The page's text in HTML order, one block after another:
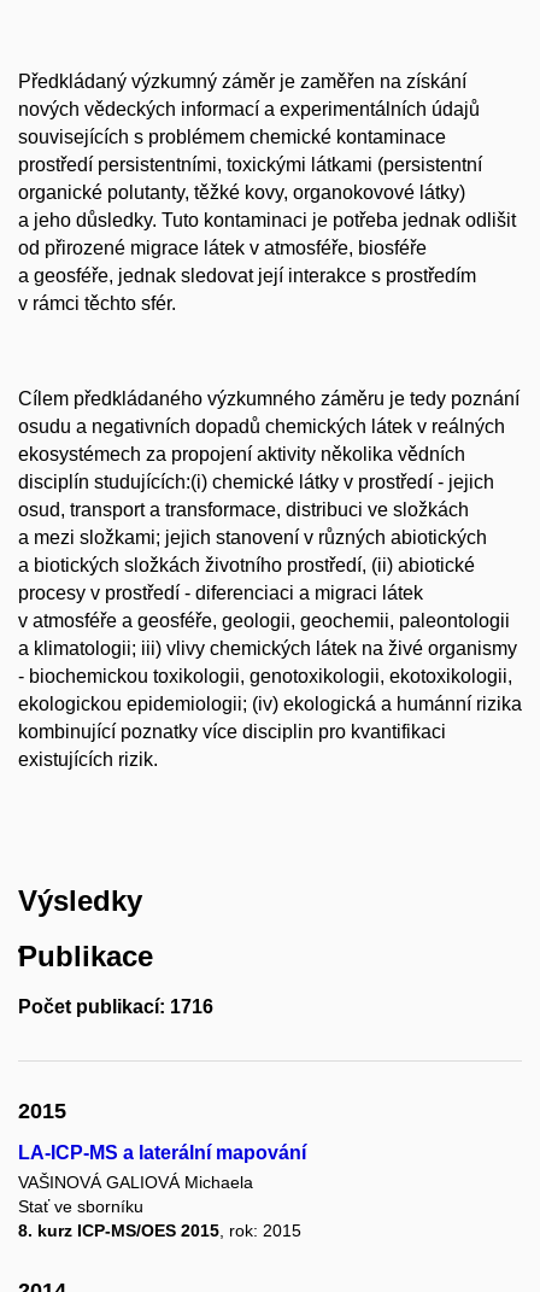
Předkládaný výzkumný záměr je zaměřen na získání
nových vědeckých informací a experimentálních údajů
souvisejících s problémem chemické kontaminace
prostředí persistentními, toxickými látkami (persistentní
organické polutanty, těžké kovy, organokovové látky)
a jeho důsledky. Tuto kontaminaci je potřeba jednak odlišit
od přirozené migrace látek v atmosféře, biosféře
a geosféře, jednak sledovat její interakce s prostředím
v rámci těchto sfér.
Cílem předkládaného výzkumného záměru je tedy poznání
osudu a negativních dopadů chemických látek v reálných
ekosystémech za propojení aktivity několika vědních
disciplín studujících:(i) chemické látky v prostředí - jejich
osud, transport a transformace, distribuci ve složkách
a mezi složkami; jejich stanovení v různých abiotických
a biotických složkách životního prostředí, (ii) abiotické
procesy v prostředí - diferenciaci a migraci látek
v atmosféře a geosféře, geologii, geochemii, paleontologii
a klimatologii; iii) vlivy chemických látek na živé organismy
- biochemickou toxikologii, genotoxikologii, ekotoxikologii,
ekologickou epidemiologii; (iv) ekologická a humánní rizika
kombinující poznatky více disciplin pro kvantifikaci
existujících rizik.
Výsledky
Publikace
Počet publikací: 1716
2015
LA-ICP-MS a laterální mapování
VAŠINOVÁ GALIOVÁ Michaela
Stať ve sborníku
8. kurz ICP-MS/OES 2015 , rok: 2015